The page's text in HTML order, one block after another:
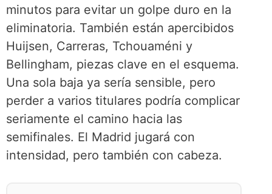
minutos para evitar un golpe duro en la
eliminatoria. También están apercibidos
Huijsen, Carreras, Tchouaméni y
Bellingham, piezas clave en el esquema.
Una sola baja ya sería sensible, pero
perder a varios titulares podría complicar
seriamente el camino hacia las
semifinales. El Madrid jugará con
intensidad, pero también con cabeza.